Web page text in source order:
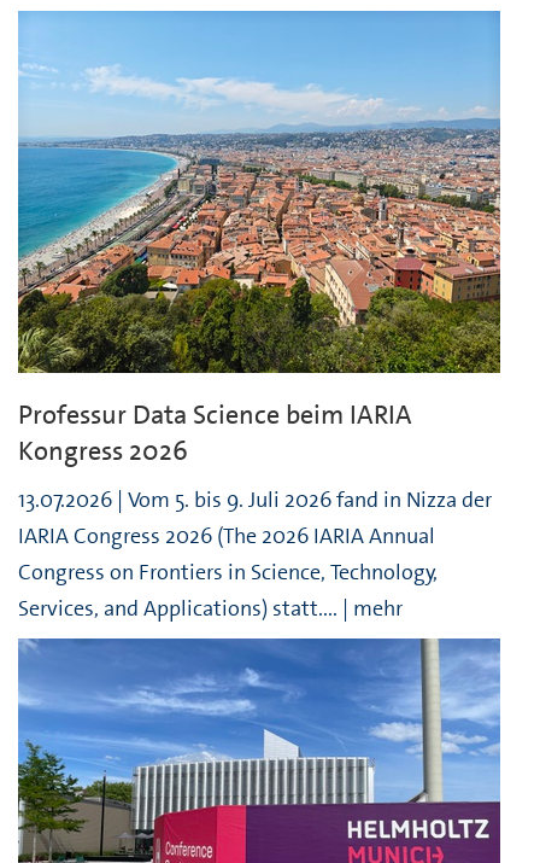
Professur Data Science beim IARIA
Kongress 2026
13.07.2026 | Vom 5. bis 9. Juli 2026 fand in Nizza der
IARIA Congress 2026 (The 2026 IARIA Annual
Congress on Frontiers in Science, Technology,
Services, and Applications) statt.... | mehr